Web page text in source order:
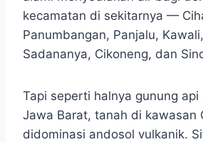
kecamatan di sekitarnya —
Panumbangan, Panjalu,
Sadananya, Cikoneng, dan
Tapi seperti halnya gunung
Jawa Barat, tanah di kawasan
didominasi andosol vulkanik.